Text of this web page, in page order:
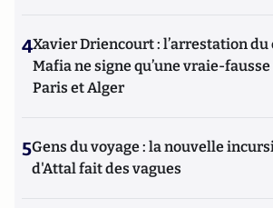
4Xavier Driencourt : l’arrestation du
Mafia ne signe qu’une vraie-
Paris et Alger
5Gens du voyage : la nouvelle
d'Attal fait des vagues